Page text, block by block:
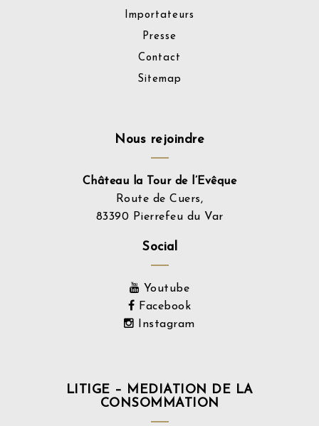
Importateurs
Presse
Contact
Sitemap
Nous rejoindre
Château la Tour de l’Evêque
Route de Cuers,
83390 Pierrefeu du Var
Social
Youtube
Facebook
Instagram
LITIGE – MEDIATION DE LA
CONSOMMATION